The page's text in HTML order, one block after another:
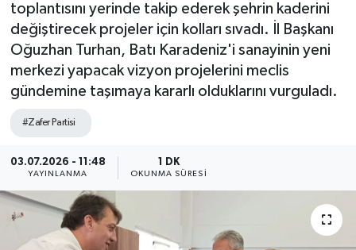
toplantısını yerinde takip ederek şehrin kaderini
değiştirecek projeler için kolları sıvadı. İl Başkanı
Oğuzhan Turhan, Batı Karadeniz'i sanayinin yeni
merkezi yapacak vizyon projelerini meclis
gündemine taşımaya kararlı olduklarını vurguladı.
#Zafer Partisi
03.07.2026 - 11:48
YAYINLANMA
1 DK
OKUNMA SÜRESI
Gökçebey
GÜNDEM
Kilimli
Siyaset
SPOR
Süper Lig Puan Durumu ve Fikstür
Tüm Manşetler
Son Dakika Haberleri